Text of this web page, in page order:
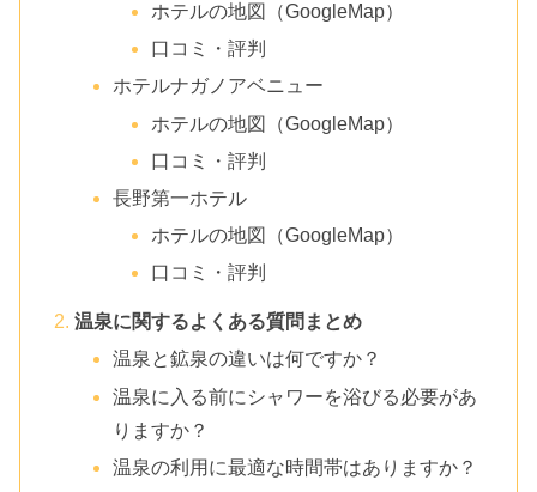
ホテルの地図（GoogleMap）
口コミ・評判
ホテルナガノアベニュー
ホテルの地図（GoogleMap）
口コミ・評判
長野第一ホテル
ホテルの地図（GoogleMap）
口コミ・評判
温泉に関するよくある質問まとめ
温泉と鉱泉の違いは何ですか？
温泉に入る前にシャワーを浴びる必要があ
りますか？
温泉の利用に最適な時間帯はありますか？